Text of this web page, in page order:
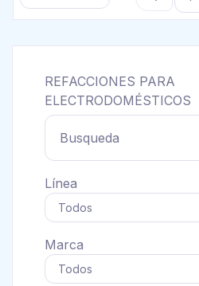
REFACCIONES PARA
ELECTRODOMÉSTICOS
Busqueda
Línea
Marca